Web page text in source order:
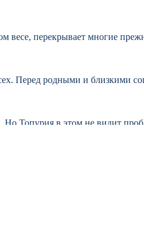
весе, перекрывает многие
Перед родными и близкими
Топурия в этом не видит